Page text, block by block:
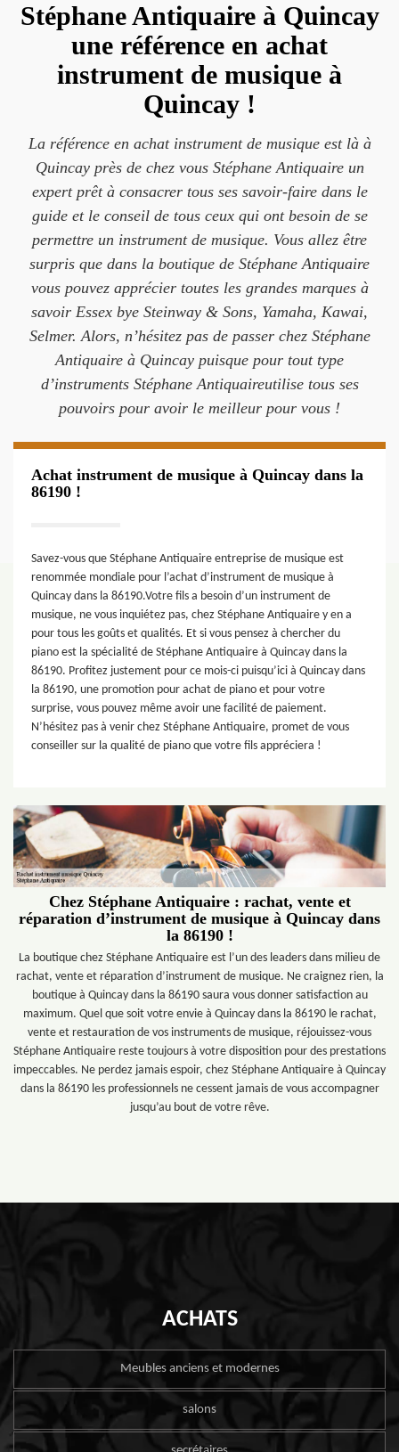
Stéphane Antiquaire à Quincay
une référence en achat
instrument de musique à
Quincay !
La référence en achat instrument de musique est là à
Quincay près de chez vous Stéphane Antiquaire un
expert prêt à consacrer tous ses savoir-faire dans le
guide et le conseil de tous ceux qui ont besoin de se
permettre un instrument de musique. Vous allez être
surpris que dans la boutique de Stéphane Antiquaire
vous pouvez apprécier toutes les grandes marques à
savoir Essex bye Steinway & Sons, Yamaha, Kawai,
Selmer. Alors, n’hésitez pas de passer chez Stéphane
Antiquaire à Quincay puisque pour tout type
d’instruments Stéphane Antiquaireutilise tous ses
pouvoirs pour avoir le meilleur pour vous !
Achat instrument de musique à Quincay dans la
86190 !
Savez-vous que Stéphane Antiquaire entreprise de musique est
renommée mondiale pour l’achat d’instrument de musique à
Quincay dans la 86190.Votre fils a besoin d’un instrument de
musique, ne vous inquiétez pas, chez Stéphane Antiquaire y en a
pour tous les goûts et qualités. Et si vous pensez à chercher du
piano est la spécialité de Stéphane Antiquaire à Quincay dans la
86190. Profitez justement pour ce mois-ci puisqu’ici à Quincay dans
la 86190, une promotion pour achat de piano et pour votre
surprise, vous pouvez même avoir une facilité de paiement.
N’hésitez pas à venir chez Stéphane Antiquaire, promet de vous
conseiller sur la qualité de piano que votre fils appréciera !
Chez Stéphane Antiquaire : rachat, vente et
réparation d’instrument de musique à Quincay dans
la 86190 !
La boutique chez Stéphane Antiquaire est l’un des leaders dans milieu de
rachat, vente et réparation d’instrument de musique. Ne craignez rien, la
boutique à Quincay dans la 86190 saura vous donner satisfaction au
maximum. Quel que soit votre envie à Quincay dans la 86190 le rachat,
vente et restauration de vos instruments de musique, réjouissez-vous
Stéphane Antiquaire reste toujours à votre disposition pour des prestations
impeccables. Ne perdez jamais espoir, chez Stéphane Antiquaire à Quincay
dans la 86190 les professionnels ne cessent jamais de vous accompagner
jusqu’au bout de votre rêve.
ACHATS
Meubles anciens et modernes
salons